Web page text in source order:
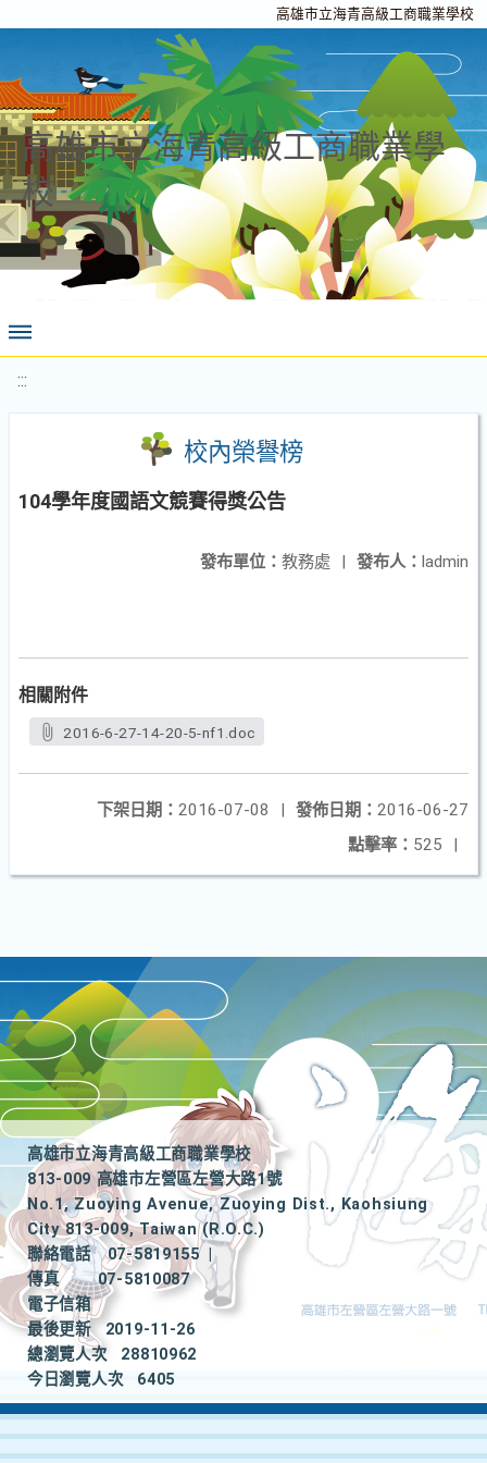
高雄市立海青高級工商職業學校
高雄市立海青高級工商職業學
校
:::
校內榮譽榜
104學年度國語文競賽得獎公告
發布人： ladmin
發布單位： 教務處 |
相關附件
2016-6-27-14-20-5-nf1.doc
發佈日期： 2016-06-27
下架日期： 2016-07-08
|
點擊率： 525 |
高雄市立海青高級工商職業學校
813-009 高雄市左營區左營大路1號
No.1, Zuoying Avenue, Zuoying Dist., Kaohsiung
City 813-009, Taiwan (R.O.C.)
聯絡電話
07-5819155
|
傳真
07-5810087
電子信箱
最後更新
2019-11-26
總瀏覽人次
28810962
今日瀏覽人次
6405